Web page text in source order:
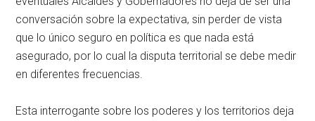
conversación sobre la expectativa, sin perder de vista
que lo único seguro en política es que nada está
asegurado, por lo cual la disputa territorial se debe medir
en diferentes frecuencias.
Esta interrogante sobre los poderes y los territorios deja